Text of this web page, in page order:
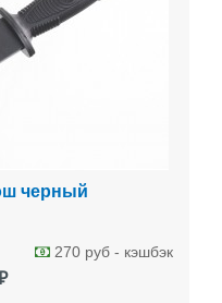
черный
270 руб - кэшбэк